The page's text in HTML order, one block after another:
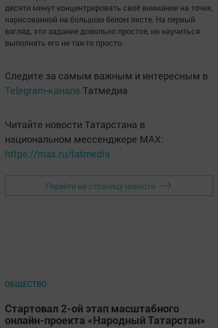
десяти минут концентрировать своё внимание на точке,
нарисованной на большом белом листе. На первый
взгляд, это задание довольно простое, но научиться
выполнять его не так-то просто.
Следите за самым важным и интересным в
Telegram-канале Татмедиа
Читайте новости Татарстана в
национальном мессенджере MАХ:
https://max.ru/tatmedia
Перейти на страницу новости
ОБЩЕСТВО
Стартовал 2-ой этап масштабного
онлайн-проекта «Народный Татарстан»